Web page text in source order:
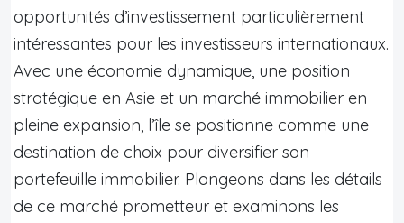
opportunités d’investissement particulièrement
intéressantes pour les investisseurs internationaux.
Avec une économie dynamique, une position
stratégique en Asie et un marché immobilier en
pleine expansion, l’île se positionne comme une
destination de choix pour diversifier son
portefeuille immobilier. Plongeons dans les détails
de ce marché prometteur et examinons les